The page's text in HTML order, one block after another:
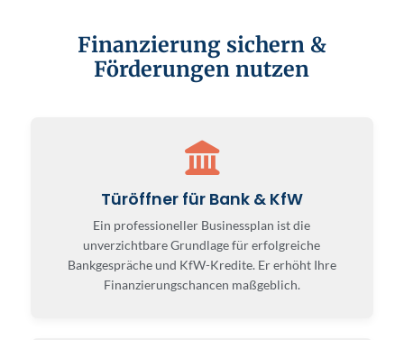
Finanzierung sichern &
Förderungen nutzen
Türöffner für Bank & KfW
Ein professioneller Businessplan ist die
unverzichtbare Grundlage für erfolgreiche
Bankgespräche und KfW-Kredite. Er erhöht Ihre
Finanzierungschancen maßgeblich.